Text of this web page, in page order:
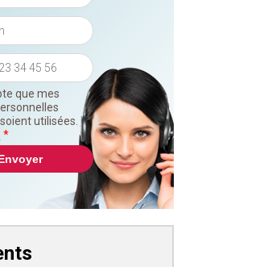
que mes
utilisées. En
*